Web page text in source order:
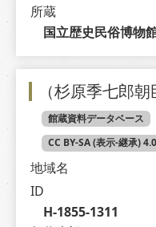
所蔵
国立歴史民俗博物
（杉原季七郎
館蔵資料データベース
CC BY-SA (表示-継承) 4.0
地域名
ID
H-1855-1311